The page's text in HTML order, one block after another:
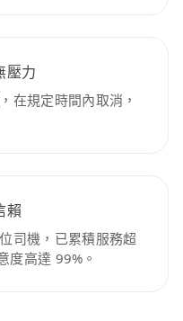
壓力
在規定時間內取消，
賴
司機，已累積服務超
度高達 99%。